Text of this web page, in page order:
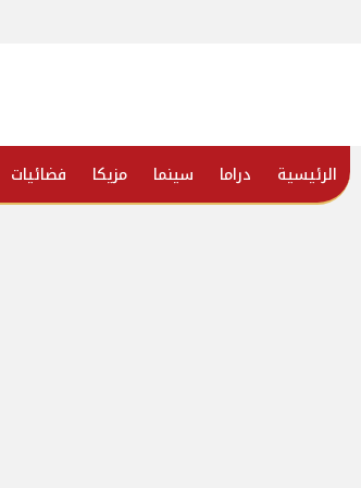
الرئيسية دراما سينما مزيكا فضائيات